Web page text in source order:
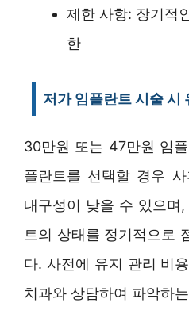
제한 사항: 장기적
한
저가 임플란트 시술 시
30만원 또는 47만원 임
플란트를 선택할 경우
내구성이 낮을 수 있으며
트의 상태를 정기적으로
다. 사전에 유지 관리 비
치과와 상담하여 파악하